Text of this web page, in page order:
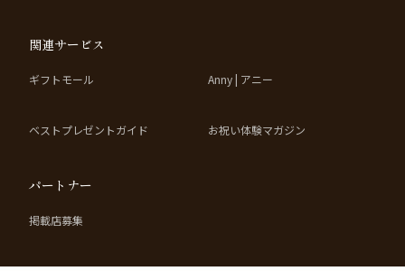
関連サービス
ギフトモール Anny | アニー
ベストプレゼントガイド お祝い体験マガジン
パートナー
掲載店募集